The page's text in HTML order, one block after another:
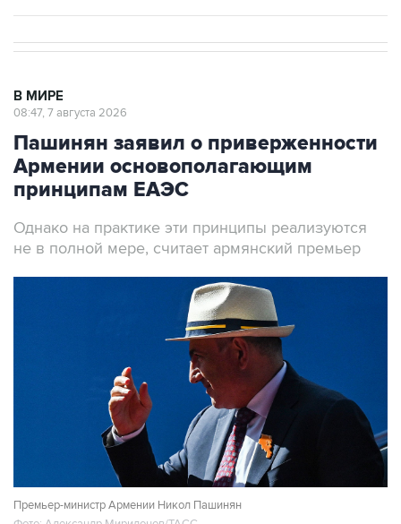
В МИРЕ
08:47, 7 августа 2026
Пашинян заявил о приверженности
Армении основополагающим
принципам ЕАЭС
Однако на практике эти принципы реализуются
не в полной мере, считает армянский премьер
Премьер-министр Армении Никол Пашинян